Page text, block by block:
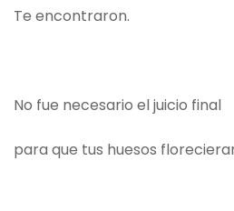
Te encontraron.
No fue necesario el juicio final
para que tus huesos